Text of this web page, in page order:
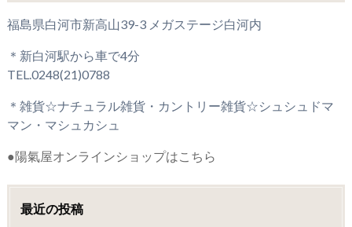
福島県白河市新高山39-3 メガステージ白河内
＊新白河駅から車で4分
TEL.0248(21)0788
＊雑貨☆ナチュラル雑貨・カントリー雑貨☆シュシュドマ
マン・マシュカシュ
●陽氣屋オンラインショップはこちら
最近の投稿